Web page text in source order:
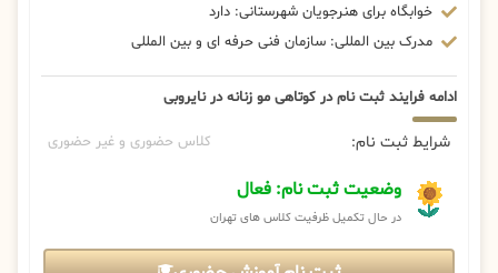
خوابگاه برای هنرجویان شهرستانی: دارد
مدرک بین المللی: سازمان فنی حرفه ای و بین المللی
ادامه فرایند ثبت نام در کوتاهی مو زنانه در نایروبی
شرایط ثبت نام: کلاس حضوری و غیر حضوری
وضعیت ثبت نام: فعال
در حال تکمیل ظرفیت کلاس های تهران